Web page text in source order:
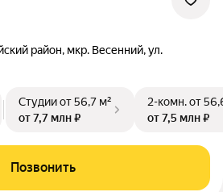
район, мкр. Весенний, ул.
Студииот 56,7 м²
от 7,7 млн ₽
2-комн.от
от 7,5 млн ₽
Позвонить